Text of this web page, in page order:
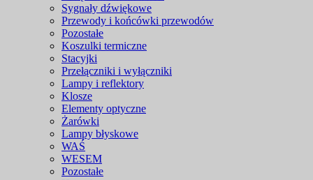
Sygnały dźwiękowe
Przewody i końcówki przewodów
Pozostałe
Koszulki termiczne
Stacyjki
Przełączniki i wyłączniki
Lampy i reflektory
Klosze
Elementy optyczne
Żarówki
Lampy błyskowe
WAŚ
WESEM
Pozostałe